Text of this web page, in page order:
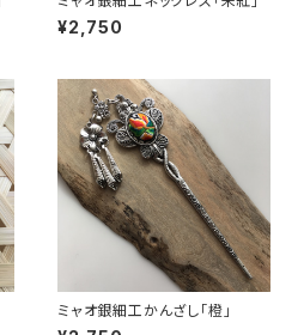
¥2,750
ミャオ銀細工かんざし「橙」